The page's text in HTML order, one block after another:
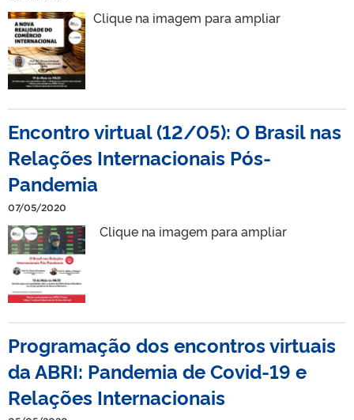
Clique na imagem para ampliar
Encontro virtual (12/05): O Brasil nas
Relações Internacionais Pós-
Pandemia
07/05/2020
Clique na imagem para ampliar
Programação dos encontros virtuais
da ABRI: Pandemia de Covid-19 e
Relações Internacionais